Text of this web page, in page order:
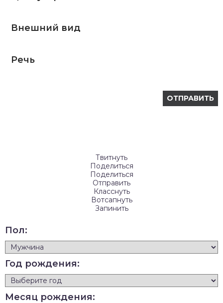
Внешний вид
Речь
Твитнуть
Поделиться
Поделиться
Отправить
Класснуть
Вотсапнуть
Запинить
Пол:
Год рождения:
Месяц рождения: